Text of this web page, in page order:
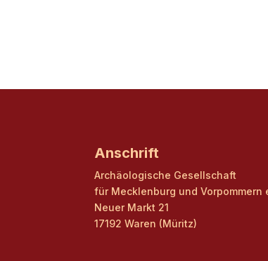
Anschrift
Archäologische Gesellschaft
für Mecklenburg und Vorpommern
Neuer Markt 21
17192 Waren (Müritz)